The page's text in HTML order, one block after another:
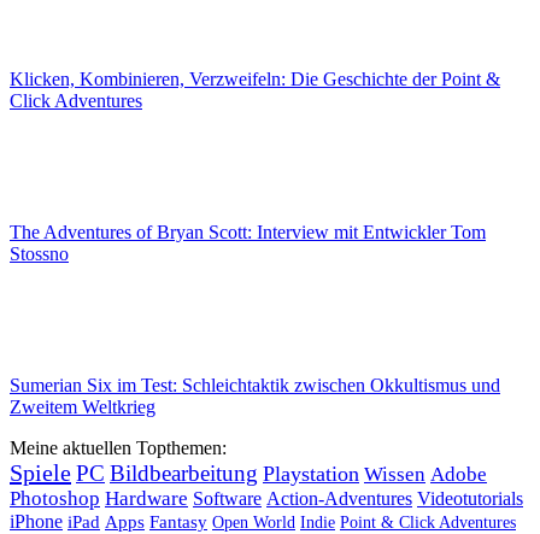
Klicken, Kombinieren, Verzweifeln: Die Geschichte der Point &
Click Adventures
The Adventures of Bryan Scott: Interview mit Entwickler Tom
Stossno
Sumerian Six im Test: Schleichtaktik zwischen Okkultismus und
Zweitem Weltkrieg
Meine aktuellen Topthemen:
SpielePC Bildbearbeitung Playstation Wissen Adobe
Photoshop Hardware Software Action-Adventures Videotutorials
iPhone iPad Apps Fantasy Open World Indie Point & Click Adventures